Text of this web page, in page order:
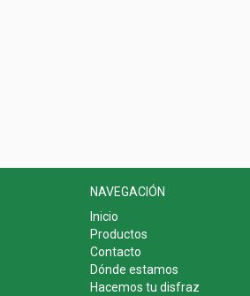
NAVEGACIÓN
Inicio
Productos
Contacto
Dónde estamos
Hacemos tu disfraz